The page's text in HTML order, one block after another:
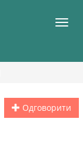
Одговорити